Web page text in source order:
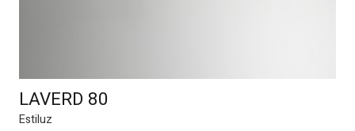
LAVERD 80
Estiluz